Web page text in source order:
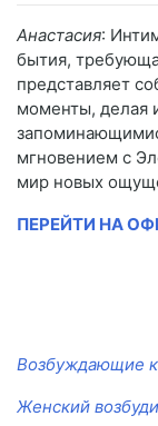
Анастасия:
бытия,
представляет
моменты, делая
мгновением с
мир новых
ПЕРЕЙТИ НА
Возбуждающие
Женский